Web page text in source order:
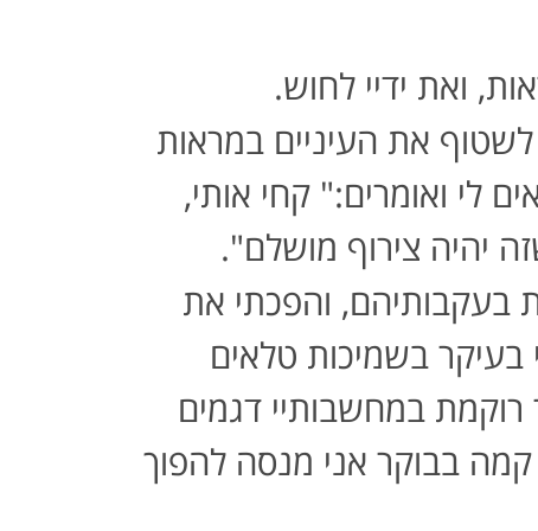
ואת ידיי לחוש.
את העיניים במראות
לי ואומרים:"קחי אותי,
יהיה צירוף מושלם".
בעקבותיהם, והפכתי את
בעיקר בשמיכות טלאים
במחשבותיי דגמים
קמהבבוקר אני מנסה להפוך